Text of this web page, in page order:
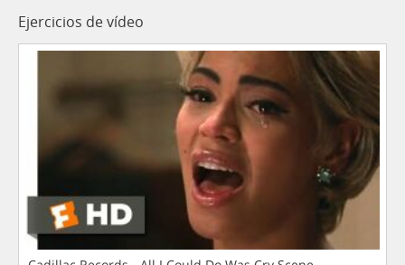
Ejercicios de vídeo